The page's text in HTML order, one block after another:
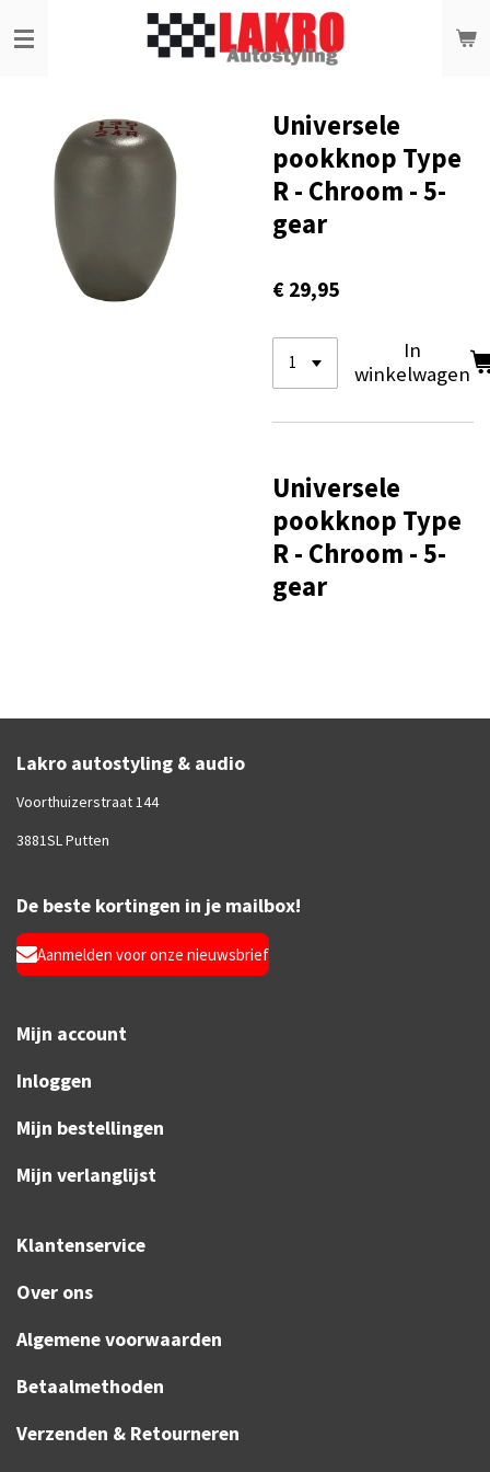
direct
hoofdinhoud
Universele
pookknop Type
R - Chroom - 5-
gear
€ 29,95
In
winkelwagen
Universele
pookknop Type
R - Chroom - 5-
gear
Lakro autostyling & audio
Voorthuizerstraat 144
3881SL Putten
De beste kortingen in je mailbox!
Aanmelden voor onze nieuwsbrief
Mijn account
Inloggen
Mijn bestellingen
Mijn verlanglijst
Klantenservice
Over ons
Algemene voorwaarden
Betaalmethoden
Verzenden & Retourneren